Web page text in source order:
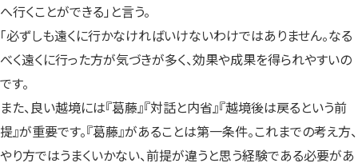
へ行くことができる」と言う。
「必ずしも遠くに行かなければいけないわけではありません。なる
べく遠くに行った方が気づきが多く、効果や成果を得られやすいの
です。
また、良い越境には『葛藤』『対話と内省』『越境後は戻るという前
提』が重要です。『葛藤』があることは第一条件。これまでの考え方、
やり方ではうまくいかない、前提が違うと思う経験である必要があ